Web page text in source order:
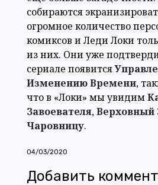
собираются
огромное количество
комиксов и Леди Локи
из них. Они уже
сериале появится
Изменению Времени,
что в «Локи» мы увидим
Завоевателя,Верховный
Чаровницу.
04/03/2020
Добавить